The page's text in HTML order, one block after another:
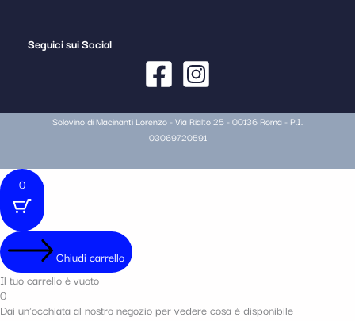
Seguici sui Social
Solovino di Macinanti Lorenzo - Via Rialto 25 - 00136 Roma - P.I.
03069720591
0
Chiudi carrello
Il tuo carrello è vuoto
0
Dai un'occhiata al nostro negozio per vedere cosa è disponibile